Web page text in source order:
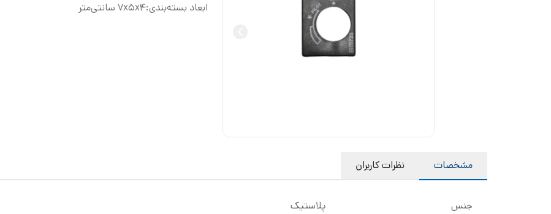
ابعاد بسته‌بندی:7x5x4 سانتی‌متر
مشخصات نظرات کاربران
جنس پلاستیک